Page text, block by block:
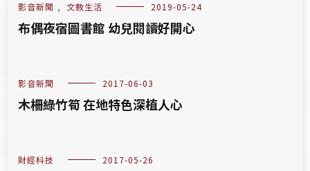
影音新聞 , 文教生活 2019-05-24
布偶夜宿圖書館 幼兒閱讀好開心
影音新聞 2017-06-03
木柵綠竹筍 在地特色深植人心
財經科技 2017-05-26